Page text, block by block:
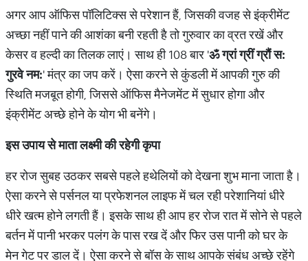
अगर आप ऑफिस पॉलिटिक्स से परेशान हैं, जिसकी वजह से इंक्रीमेंट
अच्छा नहीं पाने की आशंका बनी रहती है तो गुरुवार का व्रत रखें और
केसर व हल्दी का तिलक लाएं। साथ ही 108 बार 'ॐग्रांग्रींग्रौंस:
गुरवेनम:' मंत्र का जप करें। ऐसा करने से कुंडली में आपकी गुरु की
स्थिति मजबूत होगी, जिससे ऑफिस मैनेजमेंट में सुधार होगा और
इंक्रीमेंट अच्छे होने के योग भी बनेंगे।
इस उपाय से माता लक्ष्मी की रहेगी कृपा
हर रोज सुबह उठकर सबसे पहले हथेलियों को देखना शुभ माना जाता है।
ऐसा करने से पर्सनल या प्रफेशनल लाइफ में चल रही परेशानियां धीरे
धीरे खत्म होने लगती हैं। इसके साथ ही आप हर रोज रात में सोने से पहले
बर्तन में पानी भरकर पलंग के पास रख दें और फिर उस पानी को घर के
मेन गेट पर डाल दें। ऐसा करने से बॉस के साथ आपके संबंध अच्छे रहेंगे